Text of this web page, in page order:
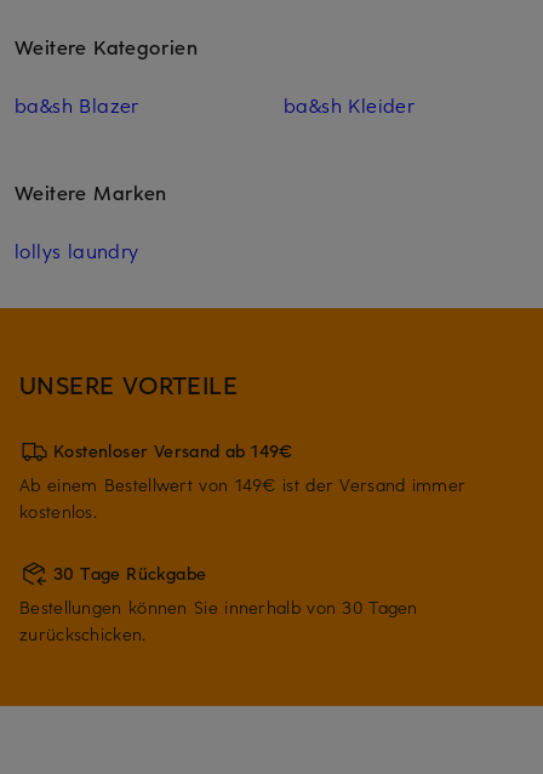
Weitere Kategorien
ba&sh Blazer ba&sh Kleider
Weitere Marken
lollys laundry
UNSERE VORTEILE
Kostenloser Versand ab 149€
Ab einem Bestellwert von 149€ ist der Versand immer
kostenlos.
30 Tage Rückgabe
Bestellungen können Sie innerhalb von 30 Tagen
zurückschicken.